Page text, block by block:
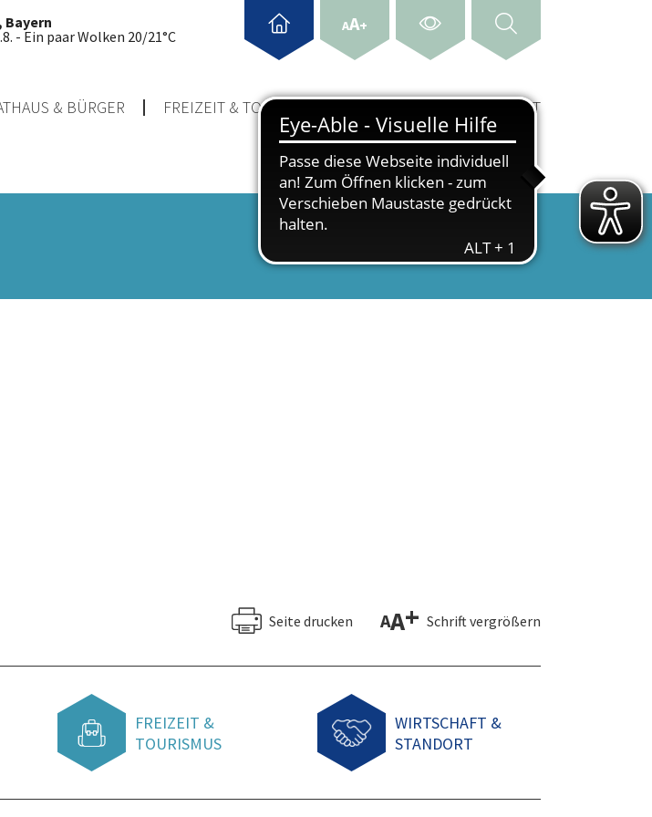
AA+
Bayern
- Ein paar Wolken 20/21°C
& BÜRGER FREIZEIT & TOURISMUS WIRTSCHAFT & STANDORT
Seite drucken AA+ Schrift vergrößern
FREIZEIT &
TOURISMUS
WIRTSCHAFT &
STANDORT